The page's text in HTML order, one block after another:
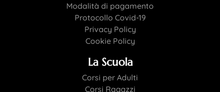
Modalità di pagamento
Protocollo Covid-19
Privacy Policy
Cookie Policy
La Scuola
Corsi per Adulti
Corsi Ragazzi